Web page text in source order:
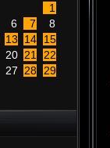
1
6 7
8
13 14
15
20 21
22
27 28
29